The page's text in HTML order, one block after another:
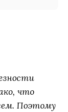
что
Поэтому